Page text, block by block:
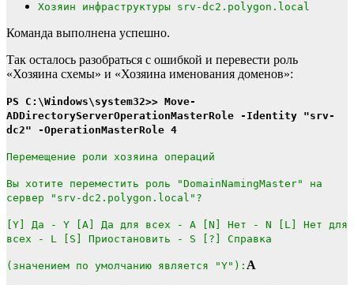
Хозяин инфраструктуры srv-dc2.polygon.local
Команда выполнена успешно.
Так осталось разобраться с ошибкой и перевести роль
«Хозяина схемы» и «Хозяина именования доменов»:
PS C:\Windows\system32>> Move-
ADDirectoryServerOperationMasterRole -Identity "srv-
dc2" -OperationMasterRole 4
Перемещение роли хозяина операций
Вы хотите переместить роль "DomainNamingMaster" на
сервер "srv-dc2.polygon.local"?
[Y] Да - Y [A] Да для всех - A [N] Нет - N [L] Нет для
всех - L [S] Приостановить - S [?] Справка
(значением по умолчанию является "Y"): A